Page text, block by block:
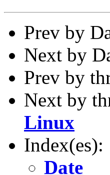
Prev by
Next by
Prev by
Next by
Linux
Index(es):
Date